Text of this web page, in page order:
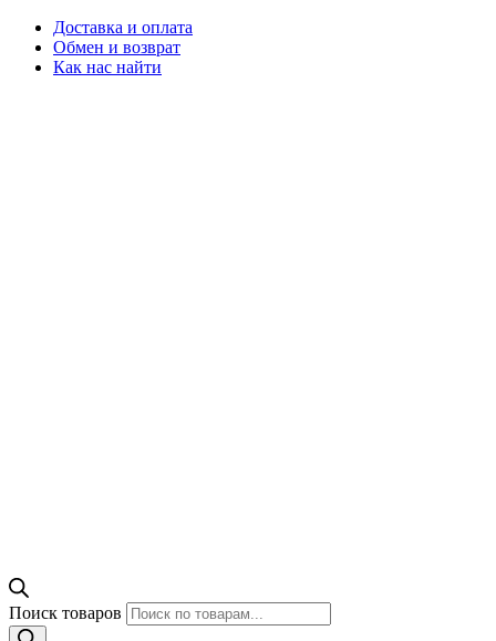
Доставка и оплата
Обмен и возврат
Как нас найти
Поиск товаров